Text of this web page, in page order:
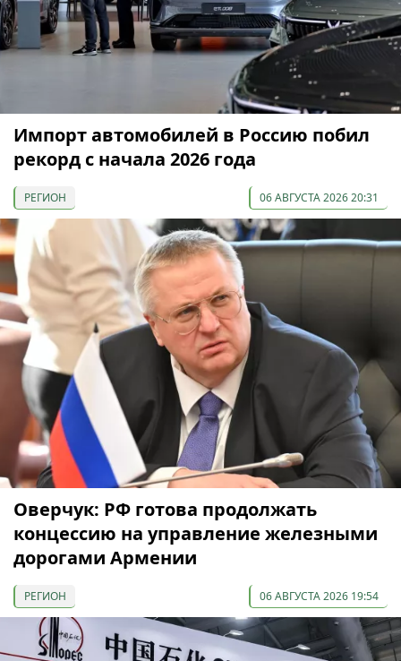
Импорт автомобилей в Россию побил
рекорд с начала 2026 года
РЕГИОН 06 АВГУСТА 2026 20:31
Оверчук: РФ готова продолжать
концессию на управление железными
дорогами Армении
РЕГИОН 06 АВГУСТА 2026 19:54